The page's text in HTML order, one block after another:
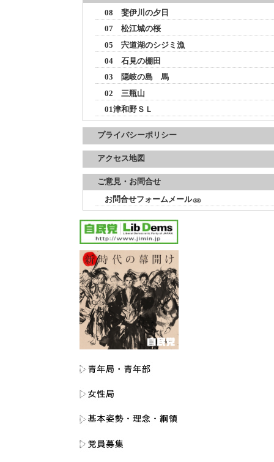
08 斐伊川の夕日
07 松江城の桜
05 宍道湖のシジミ漁
04 石見の棚田
03 隠岐の島 馬
02 三瓶山
01津和野ＳＬ
プライバシーポリシー
アクセス地図
ご意見・お問合せ
お問合せフォームメール